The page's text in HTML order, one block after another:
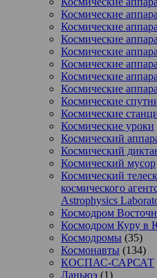
Космические
Космические
Космические
Космические
Космические
Космические
Космические
Космические
Космические
Космические уроки
Космический
Космический
Космический мусор
Космический
космического
Astrophysics
Космодром
Космодром Куру в
Космодромы (35)
Космонавты (134)
КОСПАС-САРСАТ
Ланьюэ (1)